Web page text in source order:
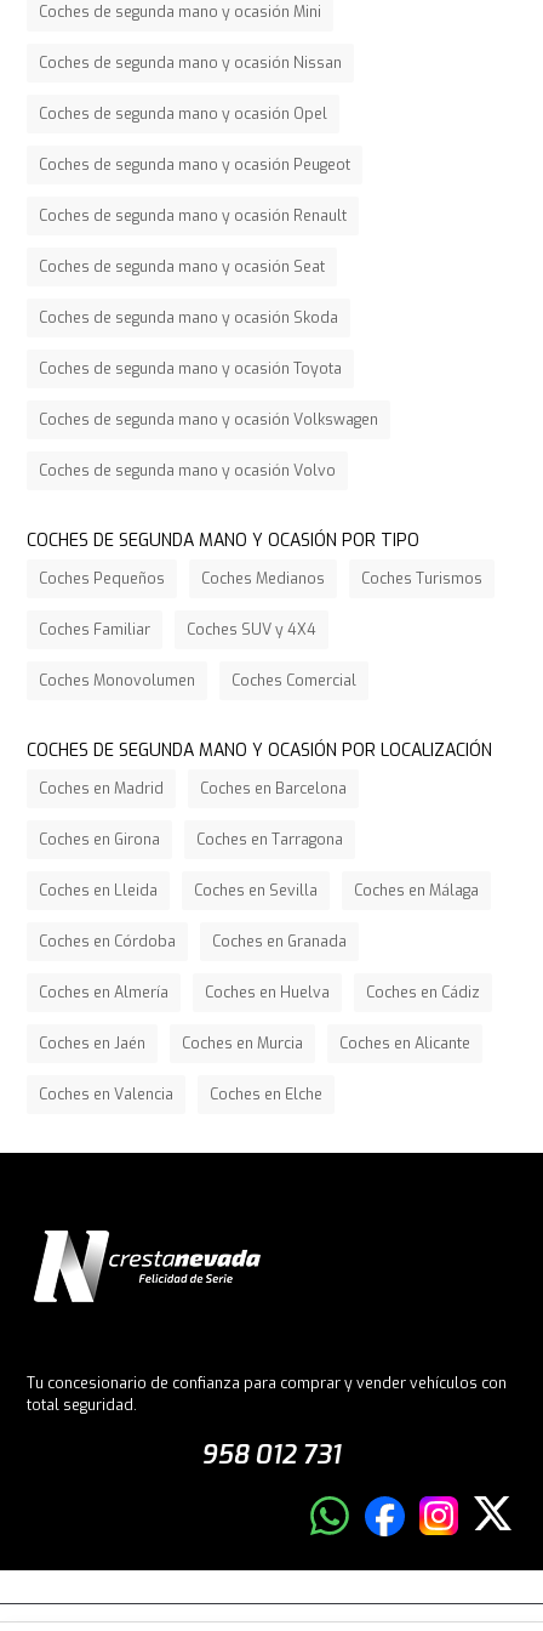
Coches de segunda mano y ocasión Mini
Coches de segunda mano y ocasión Nissan
Coches de segunda mano y ocasión Opel
Coches de segunda mano y ocasión Peugeot
Coches de segunda mano y ocasión Renault
Coches de segunda mano y ocasión Seat
Coches de segunda mano y ocasión Skoda
Coches de segunda mano y ocasión Toyota
Coches de segunda mano y ocasión Volkswagen
Coches de segunda mano y ocasión Volvo
COCHES DE SEGUNDA MANO Y OCASIÓN POR TIPO
Coches Pequeños Coches Medianos Coches Turismos
Coches Familiar Coches SUV y 4X4
Coches Monovolumen Coches Comercial
COCHES DE SEGUNDA MANO Y OCASIÓN POR LOCALIZACIÓN
Coches en Madrid Coches en Barcelona
Coches en Girona Coches en Tarragona
Coches en Lleida Coches en Sevilla Coches en Málaga
Coches en Córdoba Coches en Granada
Coches en Almería Coches en Huelva Coches en Cádiz
Coches en Jaén Coches en Murcia Coches en Alicante
Coches en Valencia Coches en Elche
Tu concesionario de confianza para comprar y vender vehículos con
total seguridad.
958 012 731